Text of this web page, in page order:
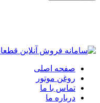
صفحه اصلی
روغن موتور
تماس با ما
درباره ما